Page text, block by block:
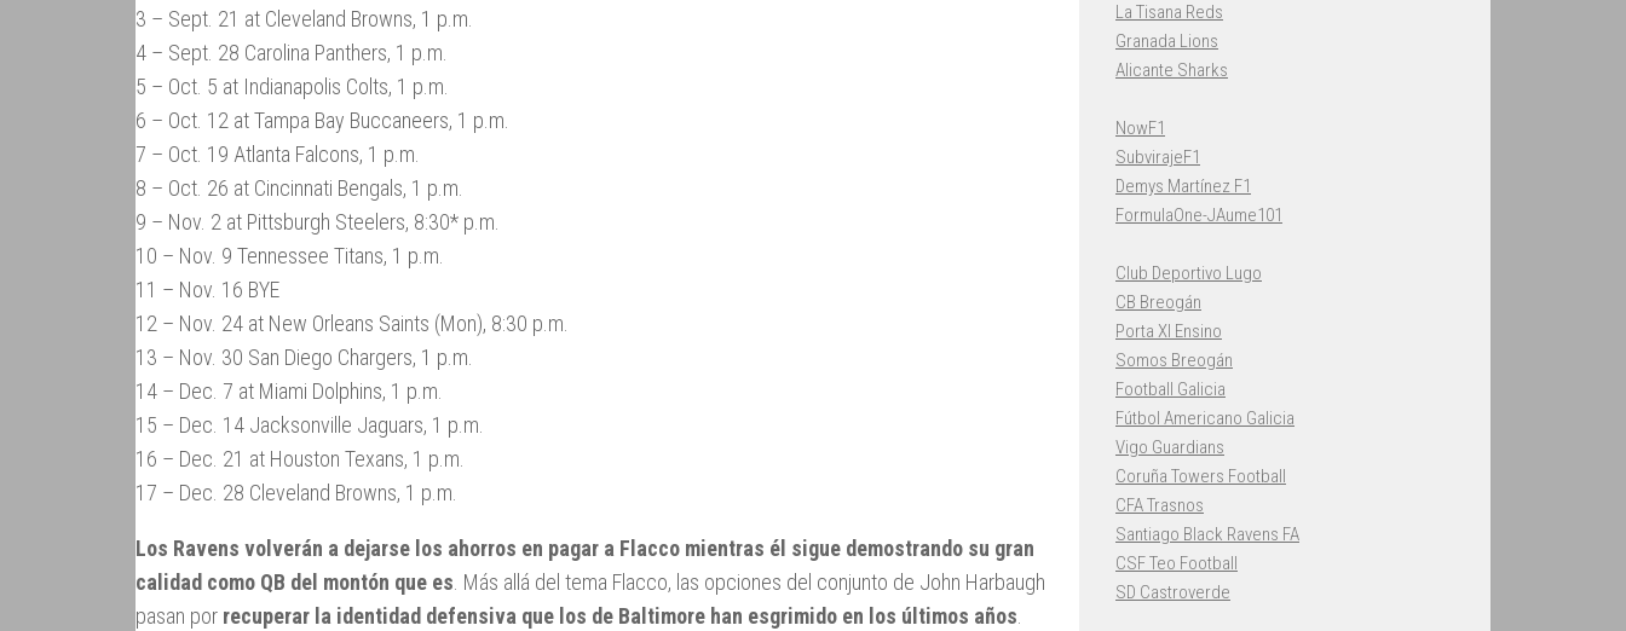
3 – Sept. 21 at Cleveland Browns, 1 p.m.
4 – Sept. 28 Carolina Panthers, 1 p.m.
5 – Oct. 5 at Indianapolis Colts, 1 p.m.
6 – Oct. 12 at Tampa Bay Buccaneers, 1 p.m.
7 – Oct. 19 Atlanta Falcons, 1 p.m.
8 – Oct. 26 at Cincinnati Bengals, 1 p.m.
9 – Nov. 2 at Pittsburgh Steelers, 8:30* p.m.
10 – Nov. 9 Tennessee Titans, 1 p.m.
11 – Nov. 16 BYE
12 – Nov. 24 at New Orleans Saints (Mon), 8:30 p.m.
13 – Nov. 30 San Diego Chargers, 1 p.m.
14 – Dec. 7 at Miami Dolphins, 1 p.m.
15 – Dec. 14 Jacksonville Jaguars, 1 p.m.
16 – Dec. 21 at Houston Texans, 1 p.m.
17 – Dec. 28 Cleveland Browns, 1 p.m.
Los Ravens volverán a dejarse los ahorros en pagar a Flacco mientras él sigue demostrando su gran
calidad como QB del montón que es. Más allá del tema Flacco, las opciones del conjunto de John Harbaugh
pasan por recuperar la identidad defensiva que los de Baltimore han esgrimido en los últimos años.
La Tisana Reds
Granada Lions
Alicante Sharks
NowF1
SubvirajeF1
Demys Martínez F1
FormulaOne-JAume101
Club Deportivo Lugo
CB Breogán
Porta XI Ensino
Somos Breogán
Football Galicia
Fútbol Americano Galicia
Vigo Guardians
Coruña Towers Football
CFA Trasnos
Santiago Black Ravens FA
CSF Teo Football
SD Castroverde